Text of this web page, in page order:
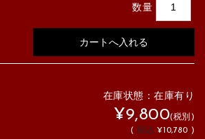
数量
在庫状態：在庫有り
¥9,800(税別)
( 税込 ¥10,780 )